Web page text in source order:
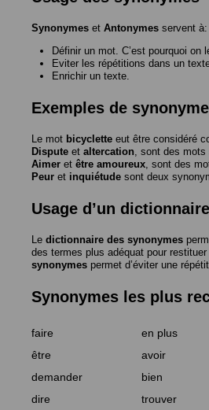
Synonymes et Antonymes servent à:
Définir un mot. C’est pourquoi
Eviter les répétitions dans un
Enrichir un texte.
Exemples de
Le mot bicyclette eut être considéré
Dispute et altercation , sont des
Aimer et être amoureux , sont des
Peur et inquiétude sont deux
Usage d’un
Le dictionnaire des synonymes
des termes plus adéquat pour
synonymes permet d’éviter une
Synonymes les plus
faire en plus
être
avoir
demander
bien
dire
trouver